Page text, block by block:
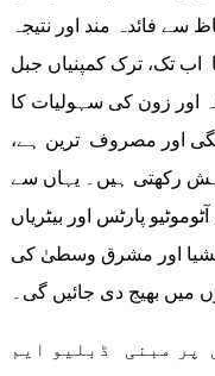
سے فائدہ مند اور نتیجہ
اب تک، ترک کمپنیاں جبل
اور زون کی سہولیات کا
اور مصروف ترین ہے،
رکھتی ہیں۔ یہاں سے
پارٹس اور بیٹریاں
اور مشرق وسطیٰ کی
میں بھیج دی جائیں گی۔
پر مبنی ڈبلیو ایم